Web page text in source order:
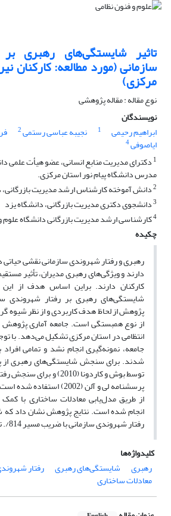
تاثیر شایستگی‌های رهبری
سازمانی (مورد مطالعه: کارکنان
مرکزی)
نوع مقاله : مقاله پژوهشی
نویسندگان
ابراهیم رحیمی
1 نجیبه عباسی رستمی2
ایاصوفی4
1 دکترای مدیریت منابع انسانی، عضو هیأت علمی
مدرس دانشگاه پیام نور استان مرکزی.
2دانش آموخته کارشناس ارشد مدیریت بازرگانی،
3دانشجوی دکتری مدیریت بازرگانی، دانشگاه یزد
4کارشناسی ارشد مدیریت بازرگانی دانشگاه علوم
چکیده
رهبری و رفتار شهروندی سازمانی نقشی حیاتی
دارند و ویژگی‌های رهبری مدیران، تأثیر
کارکنان دارند. براین اساس هدف از
شایستگی‌های رهبری بر رفتار شهروندی
پژوهش از لحاظ هدف کاربردی و از نظر شیوه
از نوع همبستگی است. جامعه آماری پژوهش
انتظامی در استان مرکزی تشکیل می‌دهد. با
جامعه، نمونه‌گیری انجام نشد و تمامی
شدند. برای سنجش شایستگی‌های رهبری
توسط بوش و کاردونا (2010)
پرسشنامه لی و آلن (2002)
انجام شده است. نتایج پژوهش نشان داد
رفتار شهروندی سازمانی با ضریب مسیر 814/. تأثیر دارد.
کلیدواژه‌ها
رهبری
شایستگی‌های رهبری رفتار
معادلات ساختاری